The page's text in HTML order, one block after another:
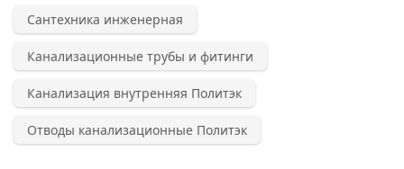
Сантехника инженерная
Канализационные трубы и фитинги
Канализация внутренняя Политэк
Отводы канализационные Политэк